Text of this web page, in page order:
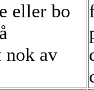
eller bo
nok av